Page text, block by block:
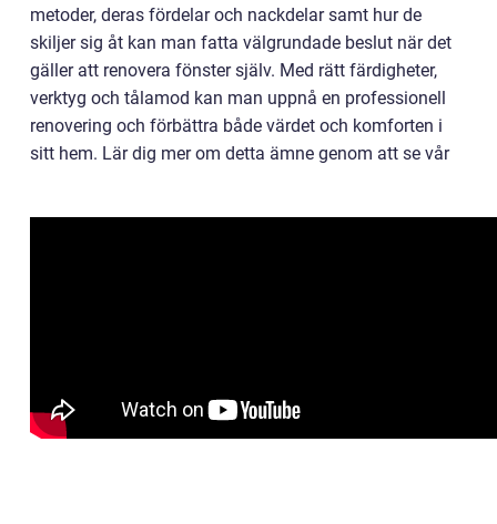
metoder, deras fördelar och nackdelar samt hur de
skiljer sig åt kan man fatta välgrundade beslut när det
gäller att renovera fönster själv. Med rätt färdigheter,
verktyg och tålamod kan man uppnå en professionell
renovering och förbättra både värdet och komforten i
sitt hem. Lär dig mer om detta ämne genom att se vår